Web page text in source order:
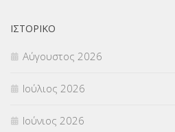
ΟΙΚΟΝΟΜΙΚΑ ΘΕΜΑΤΑ
Π.Ε.Κ. ΗΡΑΚΛΕΙΟΥ
ΠΑΝΕΛΛΑΔΙΚΕΣ ΕΞΕΤΑΣΕΙΣ
ΠΡΟΚΗΡΥΞΕΙΣ
ΙΣΤΟΡΙΚΌ
Αύγουστος 2026
Ιούλιος 2026
Ιούνιος 2026